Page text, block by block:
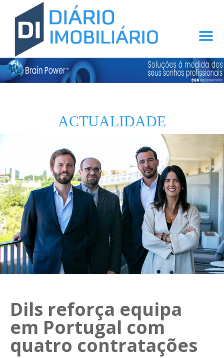
ACTUALIDADE
Dils reforça equipa
em Portugal com
quatro contratações